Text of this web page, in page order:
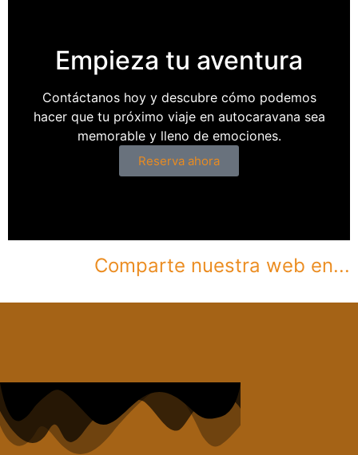
Empieza tu aventura​
Contáctanos hoy y descubre cómo podemos
hacer que tu próximo viaje en autocaravana sea
memorable y lleno de emociones.
Reserva ahora
Comparte nuestra web en...